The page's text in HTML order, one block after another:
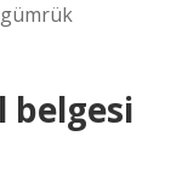
belgesi